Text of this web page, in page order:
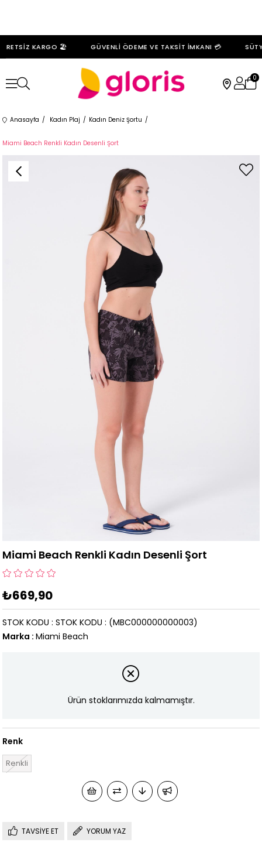
KARGO 🏖️ GÜVENLİ ÖDEME VE TAKSİT İMKANI 💳
0
Anasayfa Kadın Plaj Kadın Deniz Şortu
Miami Beach Renkli Kadın Desenli Şort
Miami Beach Renkli Kadın Desenli Şort
₺669,90
(MBC000000000003)
STOK KODU
STOK KODU
Marka : Miami Beach
Ürün stoklarımızda kalmamıştır.
Renk
Renkli
TAVSIYE ET YORUM YAZ